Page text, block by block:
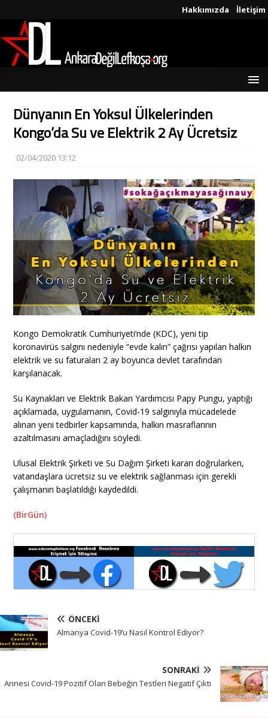
Hakkımızda İletişim
Dünyanın En Yoksul Ülkelerinden
Kongo’da Su ve Elektrik 2 Ay Ücretsiz
02/04/2020 13:12
Kongo Demokratik Cumhuriyeti’nde (KDC), yeni tip
koronavirüs salgını nedeniyle “evde kalın” çağrısı yapılan halkın
elektrik ve su faturaları 2 ay boyunca devlet tarafından
karşılanacak.
Su Kaynakları ve Elektrik Bakan Yardımcısı Papy Pungu, yaptığı
açıklamada, uygulamanın, Covid-19 salgınıyla mücadelede
alınan yeni tedbirler kapsamında, halkın masraflarının
azaltılmasını amaçladığını söyledi.
Ulusal Elektrik Şirketi ve Su Dağım Şirketi kararı doğrularken,
vatandaşlara ücretsiz su ve elektrik sağlanması için gerekli
çalışmanın başlatıldığı kaydedildi.
(BirGün)
ÖNCEKI
Almanya Covid-19’u Nasıl Kontrol Ediyor?
SONRAKI
Annesi Covid-19 Pozitif Olan Bebeğin Testleri Negatif Çıktı